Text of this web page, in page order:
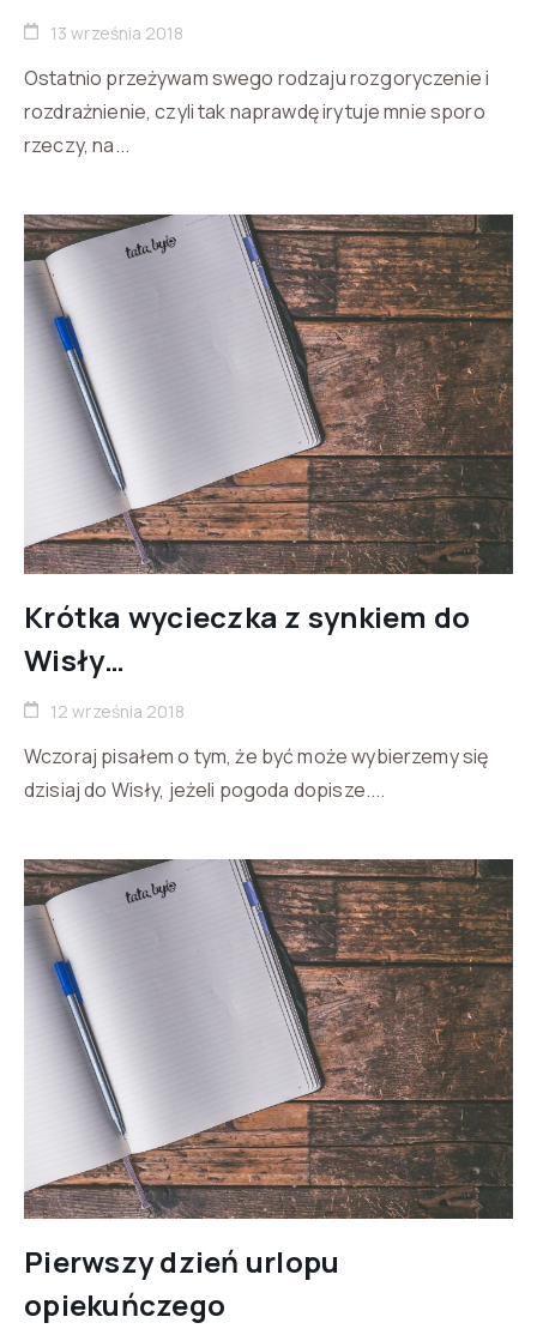
13 września 2018
Ostatnio przeżywam swego rodzaju rozgoryczenie i
rozdrażnienie, czyli tak naprawdę irytuje mnie sporo
rzeczy, na...
Krótka wycieczka z synkiem do
Wisły…
12 września 2018
Wczoraj pisałem o tym, że być może wybierzemy się
dzisiaj do Wisły, jeżeli pogoda dopisze....
Pierwszy dzień urlopu
opiekuńczego